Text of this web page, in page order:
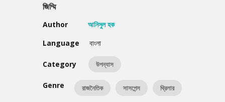
জিম্মি
Author
আনিসুল হক
Language
বাংলা
Category উপন্যাস
Genre রাজনৈতিক সাসপেন্স থ্রিলার